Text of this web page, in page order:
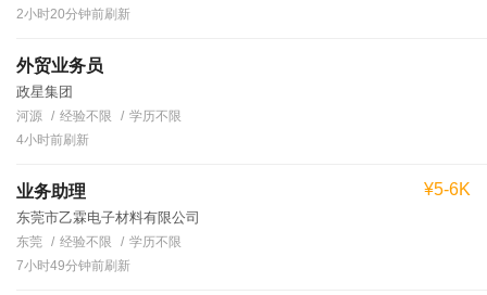
2小时20分钟前刷新
外贸业务员
政星集团
河源 经验不限
学历不限
4小时前刷新
业务助理
东莞市乙霖电子材料有限公司
¥5-6K
东莞 经验不限
学历不限
7小时49分钟前刷新